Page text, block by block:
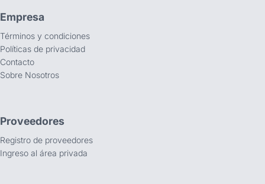
Empresa
Términos y condiciones
Políticas de privacidad
Contacto
Sobre Nosotros
Proveedores
Registro de proveedores
Ingreso al área privada